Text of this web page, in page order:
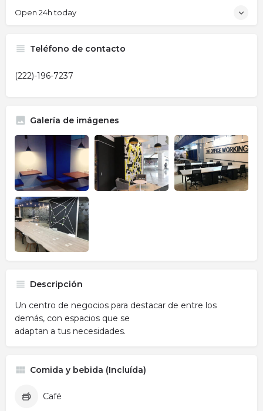
Open 24h today
Teléfono de contacto
(222)-196-7237
Galería de imágenes
Descripción
Un centro de negocios para destacar de entre los
demás, con espacios que se
adaptan a tus necesidades.
Comida y bebida (Incluída)
Café